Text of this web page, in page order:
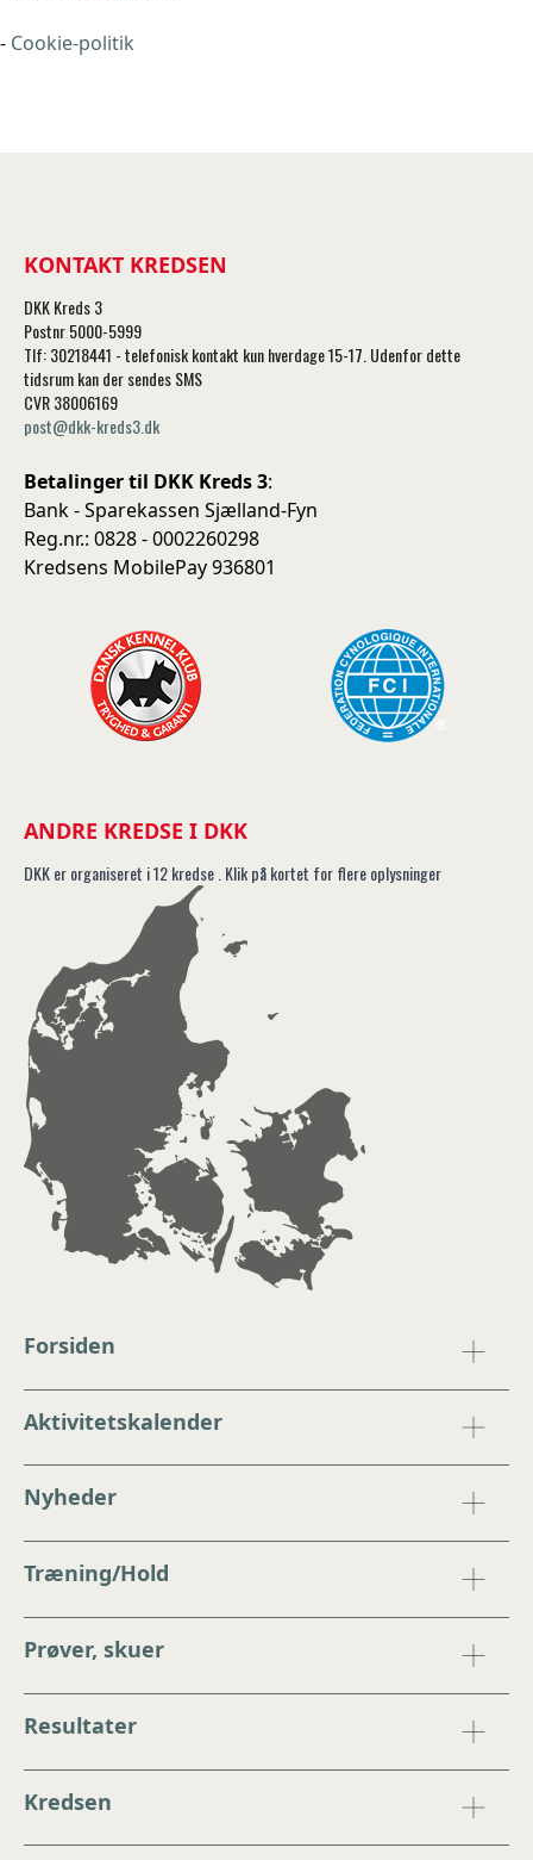
- Cookie-politik
KONTAKT KREDSEN
DKK Kreds 3
Postnr 5000-5999
Tlf: 30218441 - telefonisk kontakt kun hverdage 15-17. Udenfor dette
tidsrum kan der sendes SMS
CVR 38006169
post@dkk-kreds3.dk
Betalinger til DKK Kreds 3:
Bank - Sparekassen Sjælland-Fyn
Reg.nr.: 0828 - 0002260298
Kredsens MobilePay 936801
ANDRE KREDSE I DKK
DKK er organiseret i 12 kredse . Klik på kortet for flere oplysninger
Forsiden
Aktivitetskalender
Nyheder
Træning/Hold
Prøver, skuer
Resultater
Kredsen